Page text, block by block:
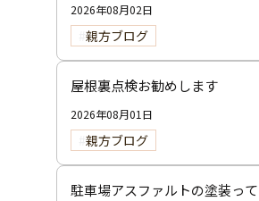
2026年08月02日
親方ブログ
屋根裏点検お勧めします
2026年08月01日
親方ブログ
駐車場アスファルトの塗装って